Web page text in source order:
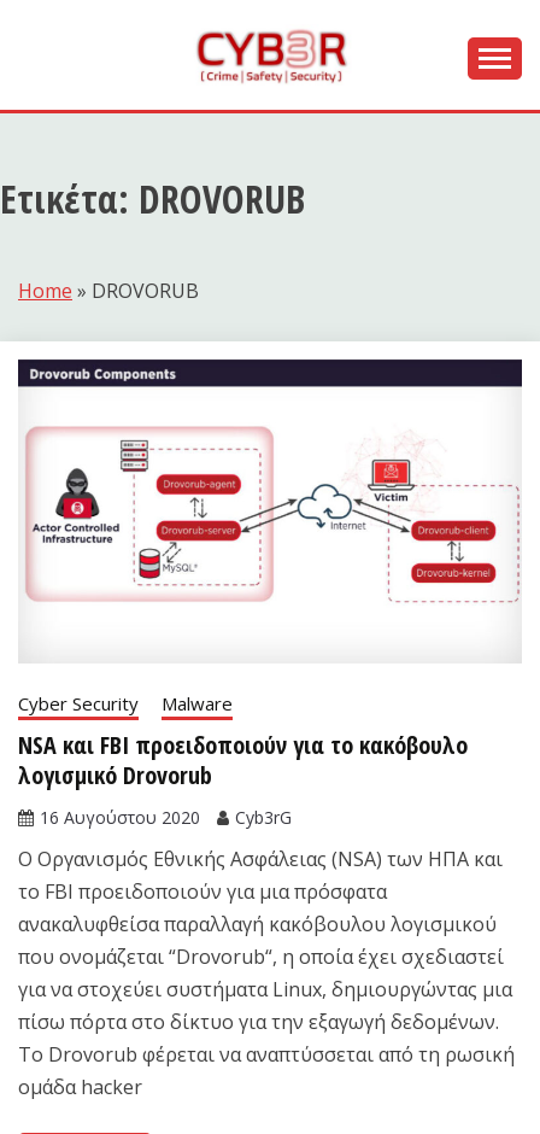
CYB3R
Ετικέτα: DROVORUB
Home » DROVORUB
Cyber Security Malware
NSA και FBI προειδοποιούν για το κακόβουλο
λογισμικό Drovorub
16 Αυγούστου 2020 Cyb3rG
Ο Οργανισμός Εθνικής Ασφάλειας (NSA) των ΗΠΑ και
το FBI προειδοποιούν για μια πρόσφατα
ανακαλυφθείσα παραλλαγή κακόβουλου λογισμικού
που ονομάζεται “Drovorub“, η οποία έχει σχεδιαστεί
για να στοχεύει συστήματα Linux, δημιουργώντας μια
πίσω πόρτα στο δίκτυο για την εξαγωγή δεδομένων.
Το Drovorub φέρεται να αναπτύσσεται από τη ρωσική
ομάδα hacker